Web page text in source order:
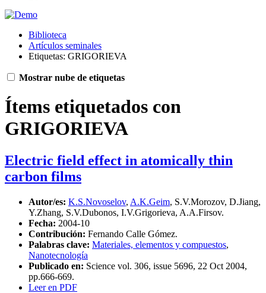
Biblioteca
Artículos seminales
Etiquetas: GRIGORIEVA
Mostrar nube de etiquetas
Ítems etiquetados con
GRIGORIEVA
Electric field effect in atomically thin
carbon films
Autor/es: K.S.Novoselov, A.K.Geim, S.V.Morozov, D.Jiang,
Y.Zhang, S.V.Dubonos, I.V.Grigorieva, A.A.Firsov.
Fecha: 2004-10
Contribución: Fernando Calle Gómez.
Palabras clave: Materiales, elementos y compuestos,
Nanotecnología
Publicado en: Science vol. 306, issue 5696, 22 Oct 2004,
pp.666-669.
Leer en PDF